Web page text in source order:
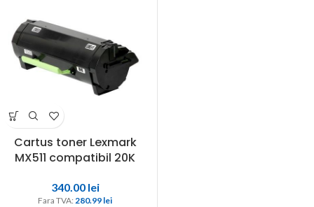
Cartus toner Lexmark
MX511 compatibil 20K
340.00 lei
Fara TVA: 280.99 lei